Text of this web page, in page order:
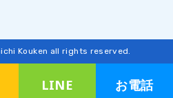
LINE お電話
Kouken all rights reserved.